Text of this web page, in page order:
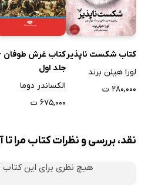
کتاب شکست ناپذیر
لورا هیلن برند
۲۸۰,۰۰۰ ت
کتاب غرش طوفان
جلد اول
الکساندر دوما
۶۷۵,۰۰۰ ت
نقد، بررسی و نظرات کتاب مرا
هیچ نظری برای این